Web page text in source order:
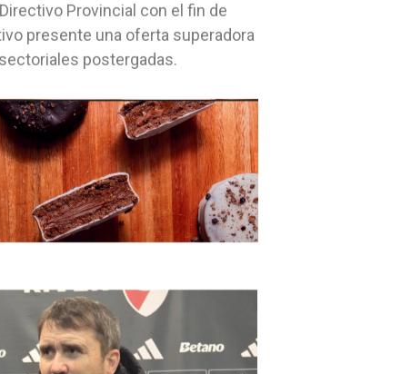
Provincial con el fin de
presente una oferta superadora
postergadas.